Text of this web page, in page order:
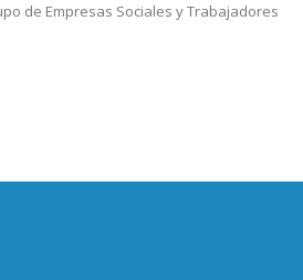
de Empresas Sociales y Trabajadores